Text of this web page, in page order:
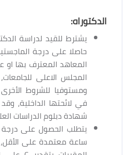
الدكتوراه:
يشترط للقيد لدراسة
حاصلا على درجة
المعاهد المعترف بها
المجلس الاعلى
ومستوفيا للشروط
في لائحتها الداخلية،
شهادة دبلوم الدراسات
ساعة معتمدة على